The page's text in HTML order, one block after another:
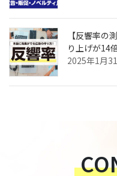
【反響率の
り上げが14
2025年1月